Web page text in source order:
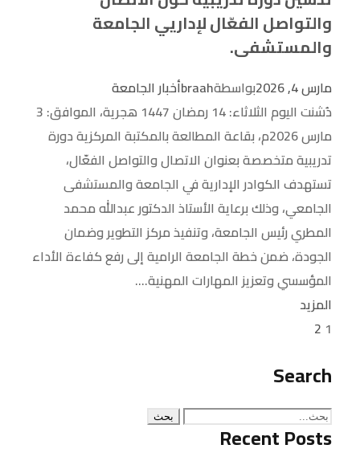
والتواصل الفعّال لإداريي الجامعة
والمستشفى.
مارس 4, 2026 بواسطةbraahأخبار الجامعة
دُشنت اليوم الثلاثاء: 14 رمضان 1447 هجرية، الموافق: 3
مارس 2026م، بقاعة المطالعة بالمكتبة المركزية دورة
تدريبية متخصصة بعنوان الاتصال والتواصل الفعّال،
تستهدف الكوادر الإدارية في الجامعة والمستشفى
الجامعي، وذلك برعاية الأستاذ الدكتور عبدالله محمد
المطري رئيس الجامعة، وتنفيذ مركز التطوير وضمان
الجودة، ضمن خطة الجامعة الرامية إلى رفع كفاءة الأداء
المؤسسي وتعزيز المهارات المهنية....
المزيد
1
2
Search
Recent Posts